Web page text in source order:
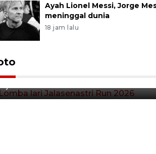
Ayah Lionel Messi, Jorge
meninggal dunia
18 jam lalu
Lomba lari Jalasenastri Run
2026